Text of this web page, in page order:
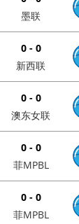
墨联
0 - 0
新西联
0 - 0
澳东女联
0 - 0
菲MPBL
0 - 0
菲MPBL